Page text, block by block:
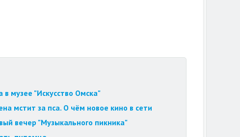
в музее "Искусство Омска"
мстит за пса. О чём новое кино в сети
вечер "Музыкального пикника"